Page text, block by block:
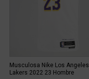
Musculosa Nike Los Angeles
Lakers 2022 23 Hombre